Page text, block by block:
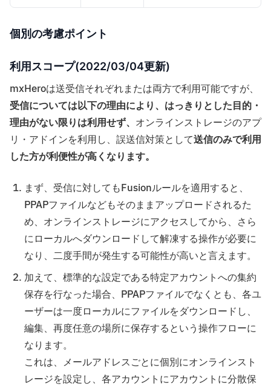
個別の考慮ポイント
利用スコープ(2022/03/04更新)
mxHeroは送受信それぞれまたは両方で利用可能ですが、
受信については以下の理由により、はっきりとした目的・
理由がない限りは利用せず、 オンラインストレージのアプ
リ・アドインを利用し、誤送信対策として送信のみで利用
した方が利便性が高くなります。
まず、受信に対してもFusionルールを適用すると、
PPAPファイルなどもそのままアップロードされるた
め、オンラインストレージにアクセスしてから、さら
にローカルへダウンロードして解凍する操作が必要に
なり、二度手間が発生する可能性が高いと言えます。
加えて、標準的な設定である特定アカウントへの集約
保存を行なった場合、PPAPファイルでなくとも、各ユ
ーザーは一度ローカルにファイルをダウンロードし、
編集、再度任意の場所に保存するという操作フローに
なります。
これは、メールアドレスごとに個別にオンラインスト
レージを設定し、各アカウントにアカウントに分散保